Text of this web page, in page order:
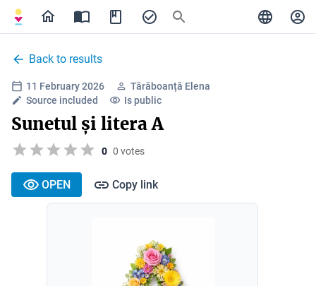
Back to results
11 February 2026
Tărăboanță Elena
Source included
Is public
Sunetul și litera A
0 0 votes
OPEN Copy link